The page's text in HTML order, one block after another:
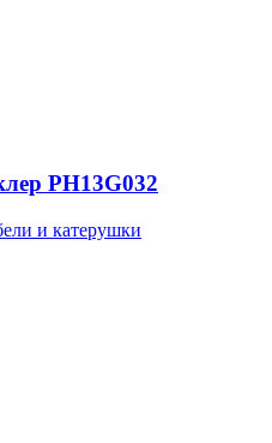
PH13G032
и катерушки